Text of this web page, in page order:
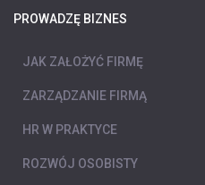
PROWADZĘ BIZNES
JAK ZAŁOŻYĆ FIRMĘ
ZARZĄDZANIE FIRMĄ
HR W PRAKTYCE
ROZWÓJ OSOBISTY